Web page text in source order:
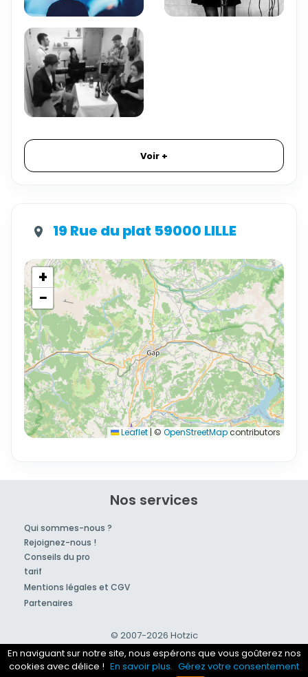
Voir +
19 Rue du plat 59000 LILLE
+
−
Leaflet | © OpenStreetMapcontributors
Nos services
Qui sommes-nous ?
Rejoignez-nous !
Conseils du pro
tarif
Mentions légales et CGV
Partenaires
© 2007-2026 Hotzic
En naviguant sur notre site, nous espérons que vous goûterez nos
cookies avec délice ! En savoir plus. Gérez votre consentement